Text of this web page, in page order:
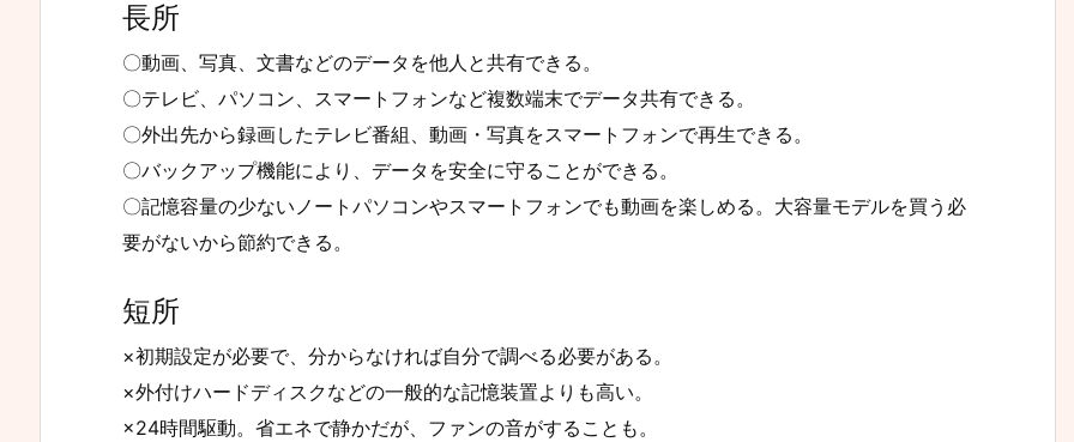
長所
〇動画、写真、文書などのデータを他人と共有できる。
〇テレビ、パソコン、スマートフォンなど複数端末でデータ共有できる。
〇外出先から録画したテレビ番組、動画・写真をスマートフォンで再生できる。
〇バックアップ機能により、データを安全に守ることができる。
〇記憶容量の少ないノートパソコンやスマートフォンでも動画を楽しめる。大容量モデルを買う必
要がないから節約できる。
短所
×初期設定が必要で、分からなければ自分で調べる必要がある。
×外付けハードディスクなどの一般的な記憶装置よりも高い。
×24時間駆動。省エネで静かだが、ファンの音がすることも。